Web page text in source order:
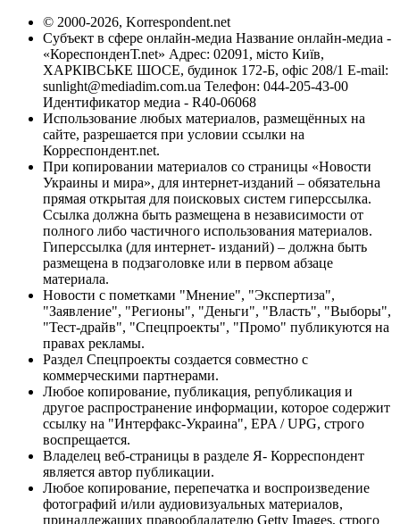
© 2000-2026, Korrespondent.net
Субъект в сфере онлайн-медиа Название онлайн-медиа -
«КореспонденТ.net» Адрес: 02091, місто Київ,
ХАРКІВСЬКЕ ШОСЕ, будинок 172-Б, офіс 208/1 E-mail:
sunlight@mediadim.com.ua Телефон: 044-205-43-00
Идентификатор медиа - R40-06068
Использование любых материалов, размещённых на
сайте, разрешается при условии ссылки на
Корреспондент.net.
При копировании материалов со страницы «Новости
Украины и мира», для интернет-изданий – обязательна
прямая открытая для поисковых систем гиперссылка.
Ссылка должна быть размещена в независимости от
полного либо частичного использования материалов.
Гиперссылка (для интернет- изданий) – должна быть
размещена в подзаголовке или в первом абзаце
материала.
Новости с пометками "Мнение", "Экспертиза",
"Заявление", "Регионы", "Деньги", "Власть", "Выборы",
"Тест-драйв", "Спецпроекты", "Промо" публикуются на
правах рекламы.
Раздел Спецпроекты создается совместно с
коммерческими партнерами.
Любое копирование, публикация, републикация и
другое распространение информации, которое содержит
ссылку на "Интерфакс-Украина", EPA / UPG, строго
воспрещается.
Владелец веб-страницы в разделе Я- Корреспондент
является автор публикации.
Любое копирование, перепечатка и воспроизведение
фотографий и/или аудиовизуальных материалов,
принадлежащих правообладателю Getty Images, строго